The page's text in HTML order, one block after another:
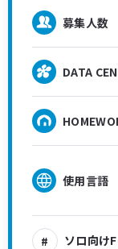
募集人数
DATA
使用言語
ソロ向け